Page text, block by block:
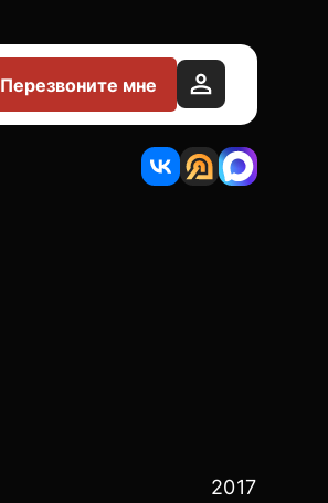
Перезвоните мне
2017